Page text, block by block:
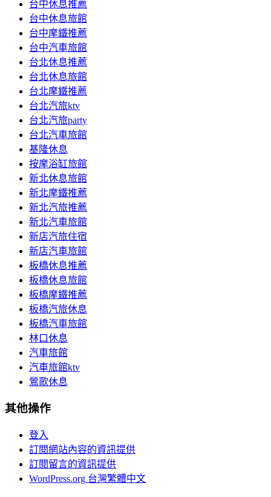
台中休息推薦
台中休息旅館
台中摩鐵推薦
台中汽車旅館
台北休息推薦
台北休息旅館
台北摩鐵推薦
台北汽旅ktv
台北汽旅party
台北汽車旅館
基隆休息
按摩浴缸旅館
新北休息旅館
新北摩鐵推薦
新北汽旅推薦
新北汽車旅館
新店汽旅住宿
新店汽車旅館
板橋休息推薦
板橋休息旅館
板橋摩鐵推薦
板橋汽旅休息
板橋汽車旅館
林口休息
汽車旅館
汽車旅館ktv
鶯歌休息
其他操作
登入
訂閱網站內容的資訊提供
訂閱留言的資訊提供
WordPress.org 台灣繁體中文